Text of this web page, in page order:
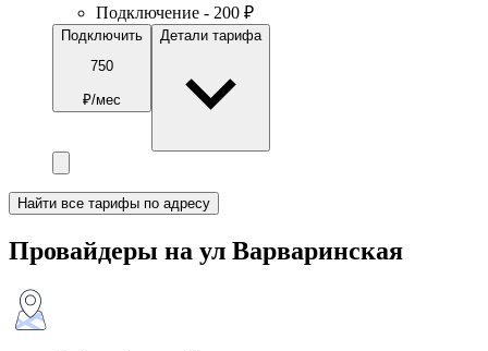
Подключение - 200 ₽
Подключить
750
₽/мес
Детали тарифа
Найти все тарифы по адресу
Провайдеры на ул Варваринская